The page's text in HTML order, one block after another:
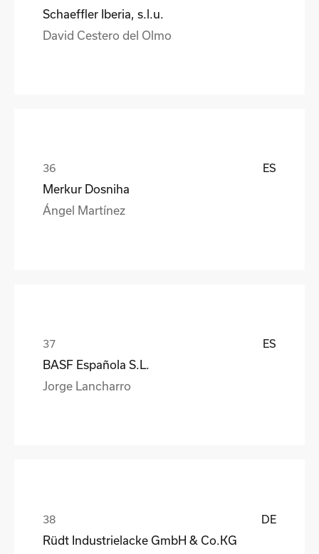
Schaeffler Iberia, s.l.u.
David Cestero del Olmo
ES
Merkur Dosniha
Ángel Martínez
ES
BASF Española S.L.
Jorge Lancharro
DE
Rüdt Industrielacke GmbH & Co.KG